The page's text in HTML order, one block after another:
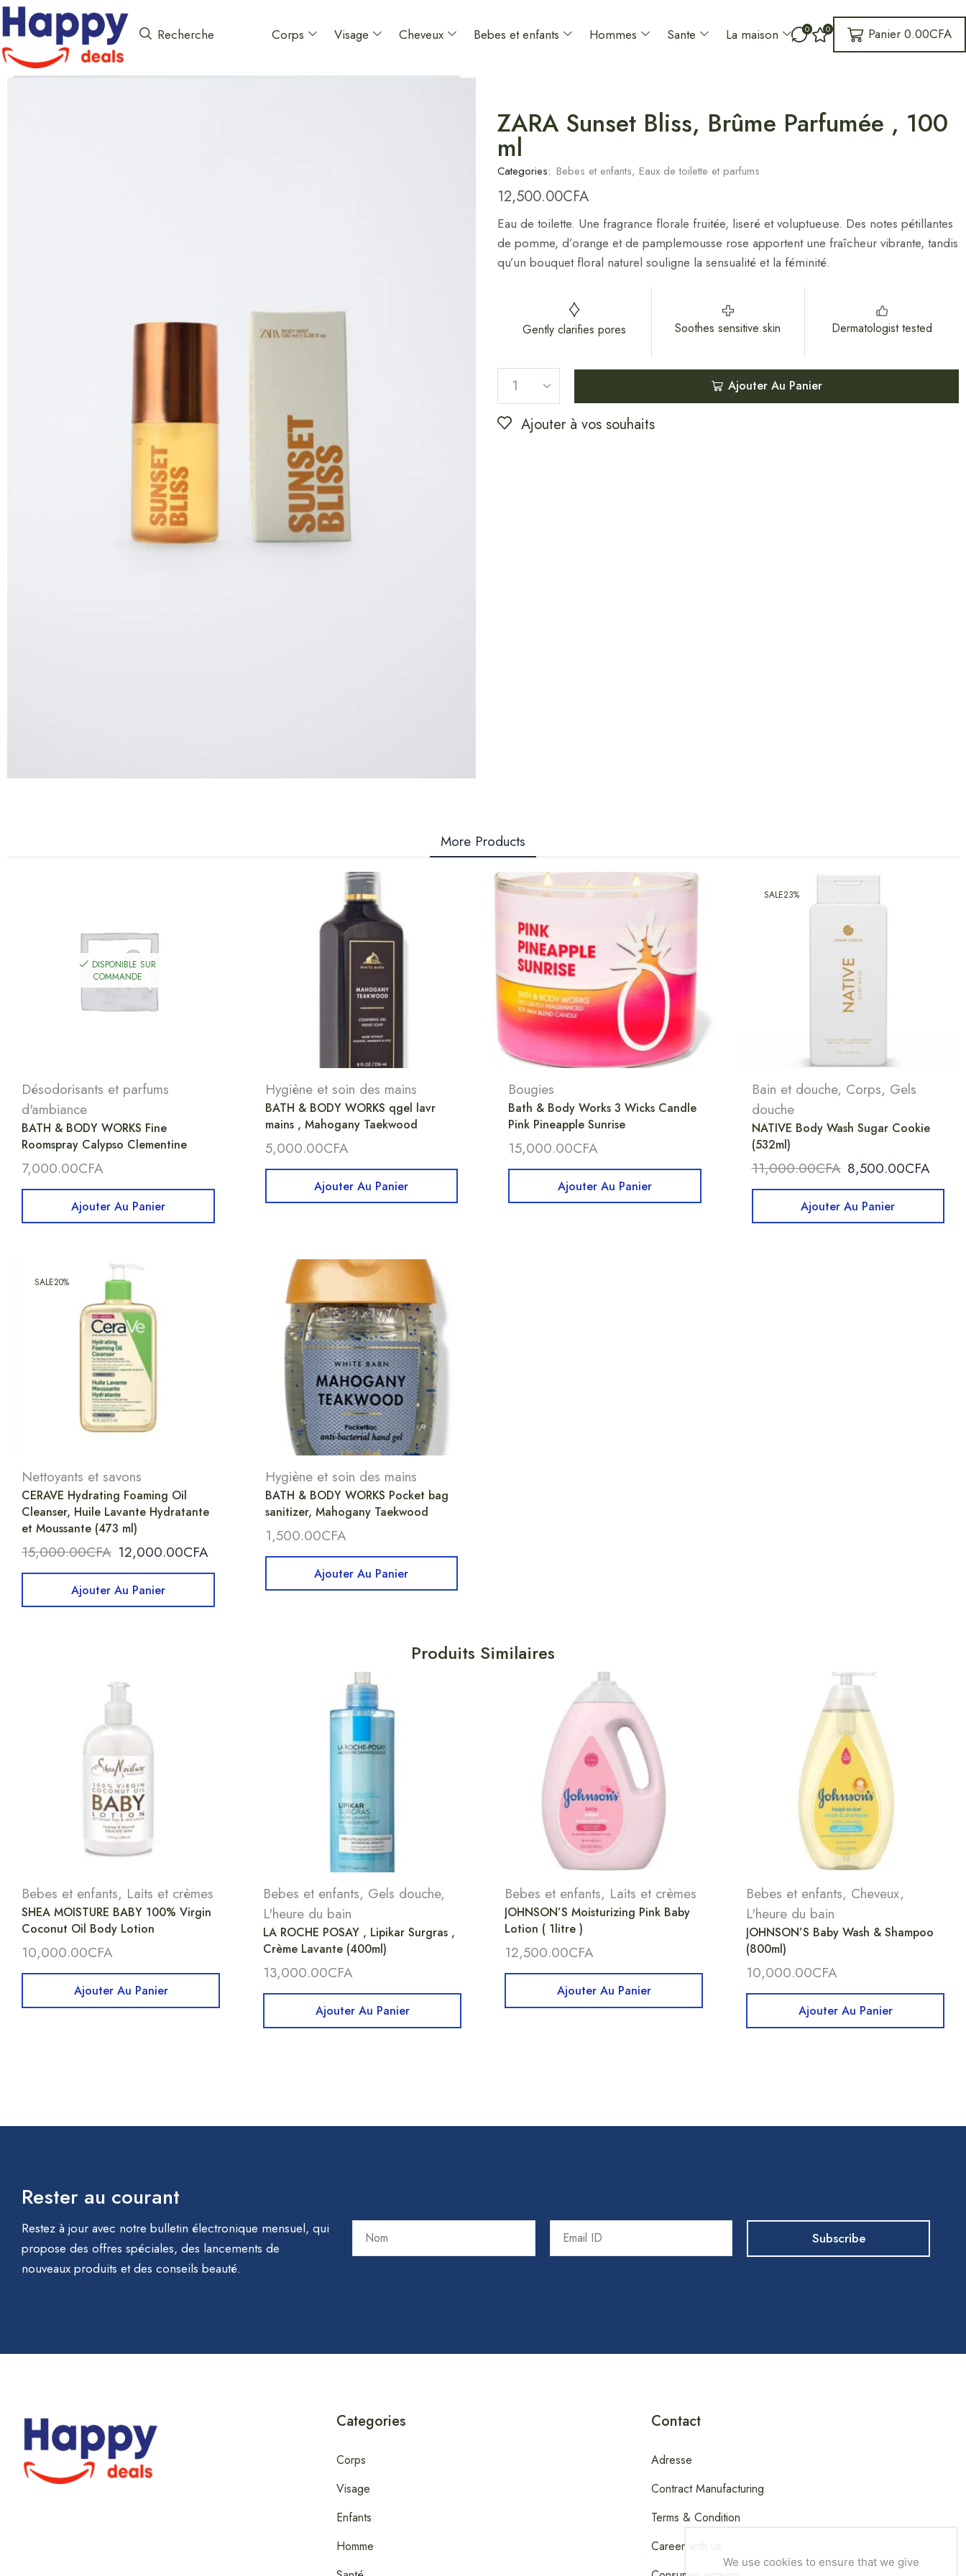
Recherche Corps Visage Cheveux Bebes et enfants Hommes Sante La maison 0 0 Panier 0.00CFA
ZARA Sunset Bliss, Brûme Parfumée , 100
ml
Categories: Bebes et enfants, Eaux de toilette et parfums
12,500.00CFA
Eau de toilette. Une fragrance florale fruitée, liseré et voluptueuse. Des notes pétillantes
de pomme, d’orange et de pamplemousse rose apportent une fraîcheur vibrante, tandis
qu’un bouquet floral naturel souligne la sensualité et la féminité.
Gently clarifies pores Soothes sensitive skin Dermatologist tested
Ajouter Au Panier
Ajouter à vos souhaits
More Products
DISPONIBLE SUR
COMMANDE
Désodorisants et parfums
d'ambiance
BATH & BODY WORKS Fine
Roomspray Calypso Clementine
7,000.00CFA
Ajouter Au Panier
Hygiène et soin des mains
BATH & BODY WORKS qgel lavr
mains , Mahogany Taekwood
5,000.00CFA
Ajouter Au Panier
Bougies
Bath & Body Works 3 Wicks Candle
Pink Pineapple Sunrise
15,000.00CFA
Ajouter Au Panier
SALE23%
Bain et douche, Corps, Gels
douche
NATIVE Body Wash Sugar Cookie
(532ml)
11,000.00CFA 8,500.00CFA
Ajouter Au Panier
SALE20%
Nettoyants et savons
CERAVE Hydrating Foaming Oil
Cleanser, Huile Lavante Hydratante
et Moussante (473 ml)
15,000.00CFA 12,000.00CFA
Ajouter Au Panier
Hygiène et soin des mains
BATH & BODY WORKS Pocket bag
sanitizer, Mahogany Taekwood
1,500.00CFA
Ajouter Au Panier
Produits Similaires
Bebes et enfants, Laits et crèmes
SHEA MOISTURE BABY 100% Virgin
Coconut Oil Body Lotion
10,000.00CFA
Ajouter Au Panier
Bebes et enfants, Gels douche,
L'heure du bain
LA ROCHE POSAY , Lipikar Surgras ,
Crème Lavante (400ml)
13,000.00CFA
Ajouter Au Panier
Bebes et enfants, Laits et crèmes
JOHNSON’S Moisturizing Pink Baby
Lotion ( 1litre )
12,500.00CFA
Ajouter Au Panier
Bebes et enfants, Cheveux,
L'heure du bain
JOHNSON’S Baby Wash & Shampoo
(800ml)
10,000.00CFA
Ajouter Au Panier
Rester au courant
Restez à jour avec notre bulletin électronique mensuel, qui
propose des offres spéciales, des lancements de
nouveaux produits et des conseils beauté.
Categories
Corps
Visage
Enfants
Homme
Contact
Adresse
Contract Manufacturing
Terms & Condition
Career with us
We use cookies to ensure that we give